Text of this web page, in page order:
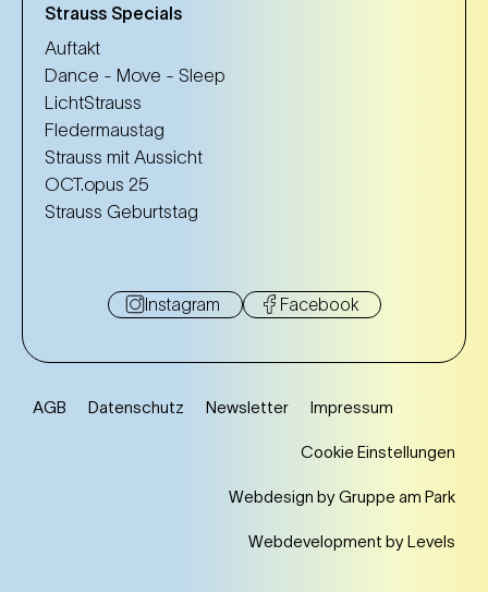
Strauss Specials
Auftakt
Dance - Move - Sleep
LichtStrauss
Fledermaustag
Strauss mit Aussicht
OCT.opus 25
Strauss Geburtstag
Instagram Facebook
AGB Datenschutz Newsletter Impressum
Cookie Einstellungen
Webdesign by Gruppe am Park
Webdevelopment by Levels